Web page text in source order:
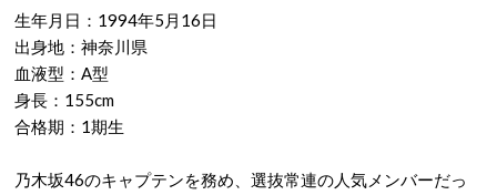
生年月日：1994年5月16日
出身地：神奈川県
血液型：A型
身長：155cm
合格期：1期生
乃木坂46のキャプテンを務め、選抜常連の人気メンバーだっ